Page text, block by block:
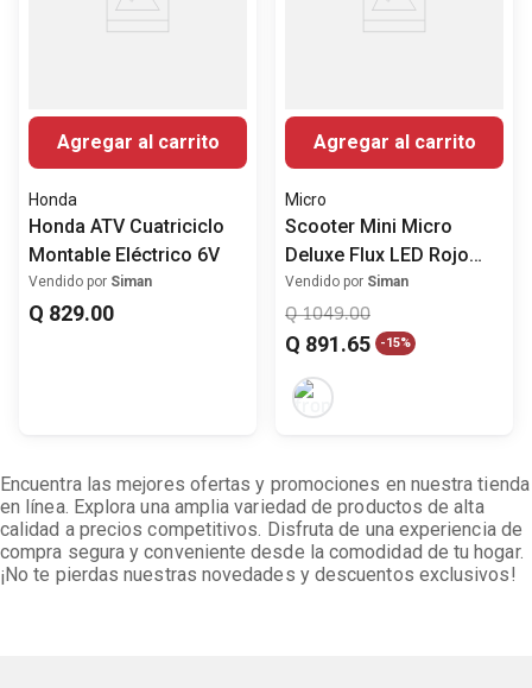
Agregar al carrito
Honda
Honda ATV Cuatriciclo
Montable Eléctrico 6V
Vendido por Siman
Q 829.00
Agregar al carrito
Micro
Scooter Mini Micro
Deluxe Flux LED Rojo
para Niños Ajustable
Vendido por Siman
Q 1049.00
Q 891.65 -15%
Encuentra las mejores ofertas y promociones en nuestra tienda
en línea. Explora una amplia variedad de productos de alta
calidad a precios competitivos. Disfruta de una experiencia de
compra segura y conveniente desde la comodidad de tu hogar.
¡No te pierdas nuestras novedades y descuentos exclusivos!